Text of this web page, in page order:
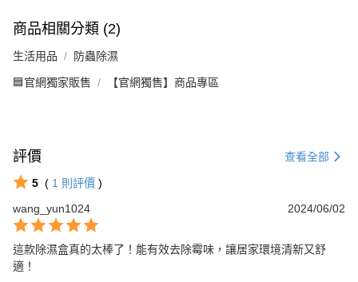
商品相關分類 (2)
生活用品 防蟲除濕
🟦官網獨家販售 【官網獨售】商品專區
評價 查看全部
5 ( 1 則評價 )
wang_yun1024
2024/06/02
這款除濕盒真的太棒了！能有效去除霉味，讓居家環境清新又舒
適！